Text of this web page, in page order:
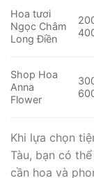
Hoa tươi
Ngọc Châm
Long Điền
Shop Hoa
Anna
Flower
Khi lựa chọn
Tàu, bạn có
cần hoa và